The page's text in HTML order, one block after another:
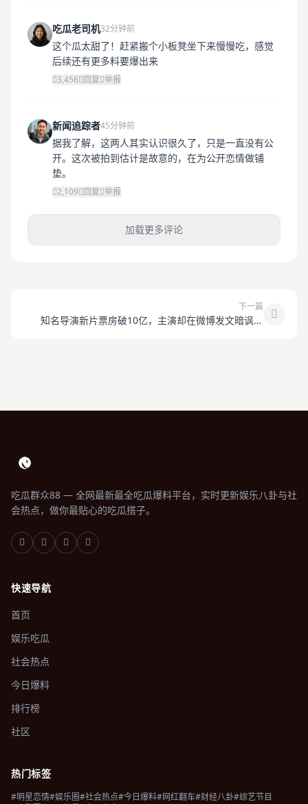
吃瓜老司机32分钟前
这个瓜太甜了！赶紧搬个小板凳坐下来慢慢吃，感觉
后续还有更多料要爆出来
3,456 回复 举报
新闻追踪者45分钟前
据我了解，这两人其实认识很久了，只是一直没有公
开。这次被拍到估计是故意的，在为公开恋情做铺
垫。
2,109 回复 举报
加载更多评论
下一篇
知名导演新片票房破10亿，主演却在微博发文暗讽片
吃瓜群众88 — 全网最新最全吃瓜爆料平台，实时更新娱乐八卦与社
会热点，做你最贴心的吃瓜搭子。
快速导航
首页
娱乐吃瓜
社会热点
今日爆料
排行榜
社区
热门标签
#明星恋情#娱乐圈#社会热点#今日爆料#网红翻车#财经八卦#综艺节目